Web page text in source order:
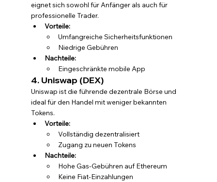
eignet sich sowohl für Anfänger als auch für
professionelle Trader.
Vorteile:
Umfangreiche Sicherheitsfunktionen
Niedrige Gebühren
Nachteile:
Eingeschränkte mobile App
4. Uniswap (DEX)
Uniswap ist die führende dezentrale Börse und
ideal für den Handel mit weniger bekannten
Tokens.
Vorteile:
Vollständig dezentralisiert
Zugang zu neuen Tokens
Nachteile:
Hohe Gas-Gebühren auf Ethereum
Keine Fiat-Einzahlungen